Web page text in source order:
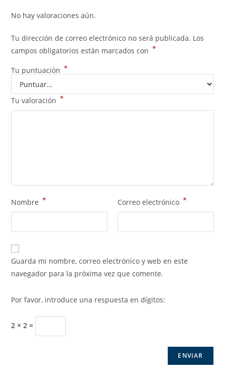
No hay valoraciones aún.
Tu dirección de correo electrónico no será publicada. Los
campos obligatorios están marcados con *
Tu puntuación *
Tu valoración *
Nombre * Correo electrónico *
Guarda mi nombre, correo electrónico y web en este
navegador para la próxima vez que comente.
Por favor, introduce una respuesta en dígitos:
2 × 2 =